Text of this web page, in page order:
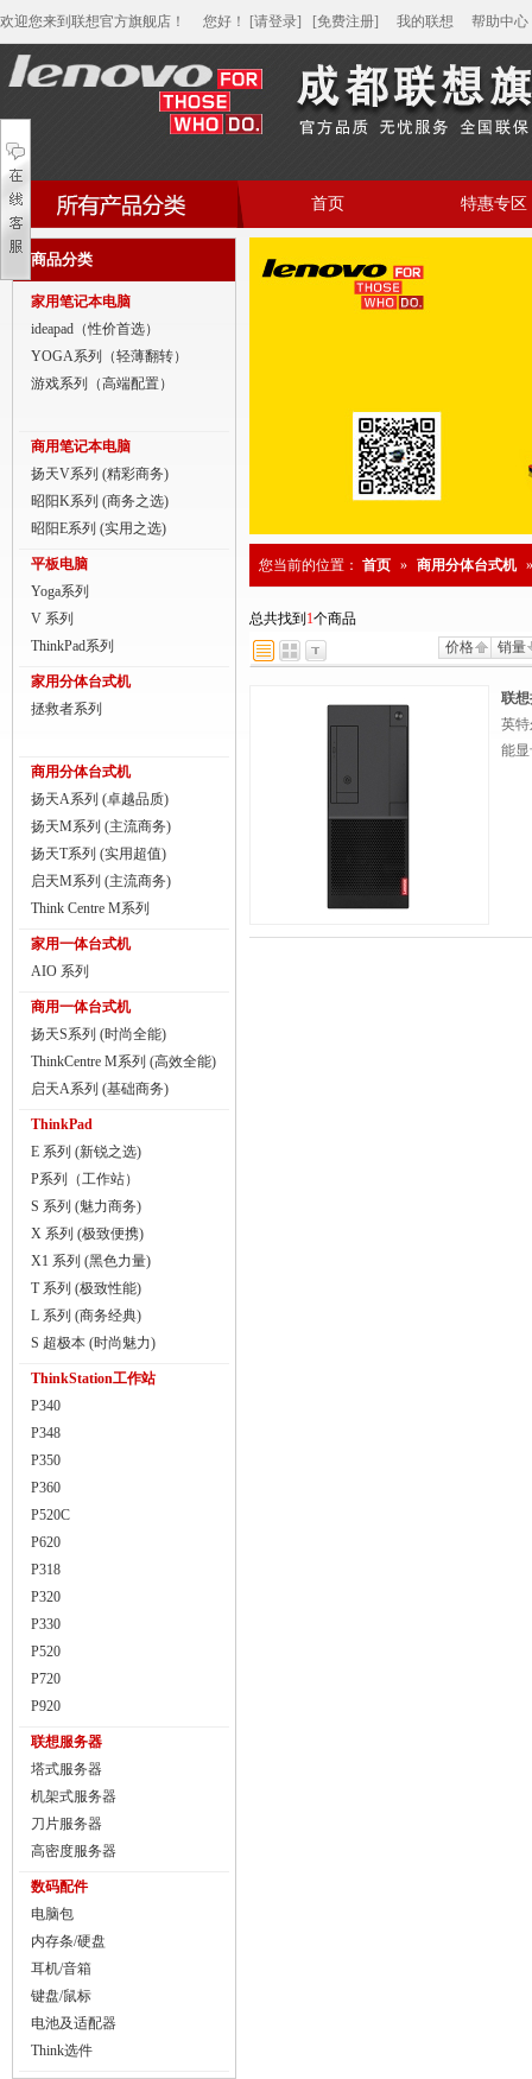
欢迎您来到联想官方旗舰店！ 您好 ！ [请登录] [免费注册] 我的联想 帮助中心
家用笔记本电脑
商用笔记本电脑
平板电脑
商用分体台式机
家用一体台式机
ThinkPad
ThinkStation工作站
联想服务器
首页 特惠专区
商品分类
家用笔记本电脑
ideapad（性价首选）
YOGA系列（轻薄翻转）
游戏系列（高端配置）
商用笔记本电脑
扬天V系列 (精彩商务)
昭阳K系列 (商务之选)
昭阳E系列 (实用之选)
平板电脑
Yoga系列
V 系列
ThinkPad系列
家用分体台式机
拯救者系列
商用分体台式机
扬天A系列 (卓越品质)
扬天M系列 (主流商务)
扬天T系列 (实用超值)
启天M系列 (主流商务)
Think Centre M系列
家用一体台式机
AIO 系列
商用一体台式机
扬天S系列 (时尚全能)
ThinkCentre M系列 (高效全能)
启天A系列 (基础商务)
ThinkPad
E 系列 (新锐之选)
P系列（工作站）
S 系列 (魅力商务)
X 系列 (极致便携)
X1 系列 (黑色力量)
T 系列 (极致性能)
L 系列 (商务经典)
S 超极本 (时尚魅力)
ThinkStation工作站
P340
P348
P350
P360
P520C
P620
P318
P320
P330
P520
P720
P920
联想服务器
塔式服务器
机架式服务器
刀片服务器
高密度服务器
数码配件
电脑包
内存条/硬盘
耳机/音箱
键盘/鼠标
电池及适配器
Think选件
您当前的位置： 首页 » 商用分体台式机 »
总共找到 1个商品
价格
销量
联
英特
能